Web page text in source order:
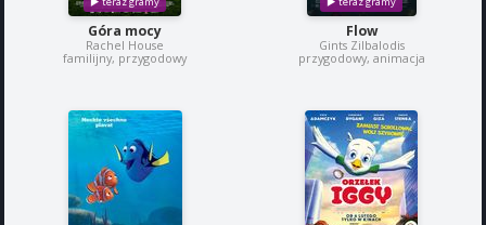
Góra mocy
Rachel House
familijny, przygodowy
Flow
Gints Zilbalodis
przygodowy, animacja